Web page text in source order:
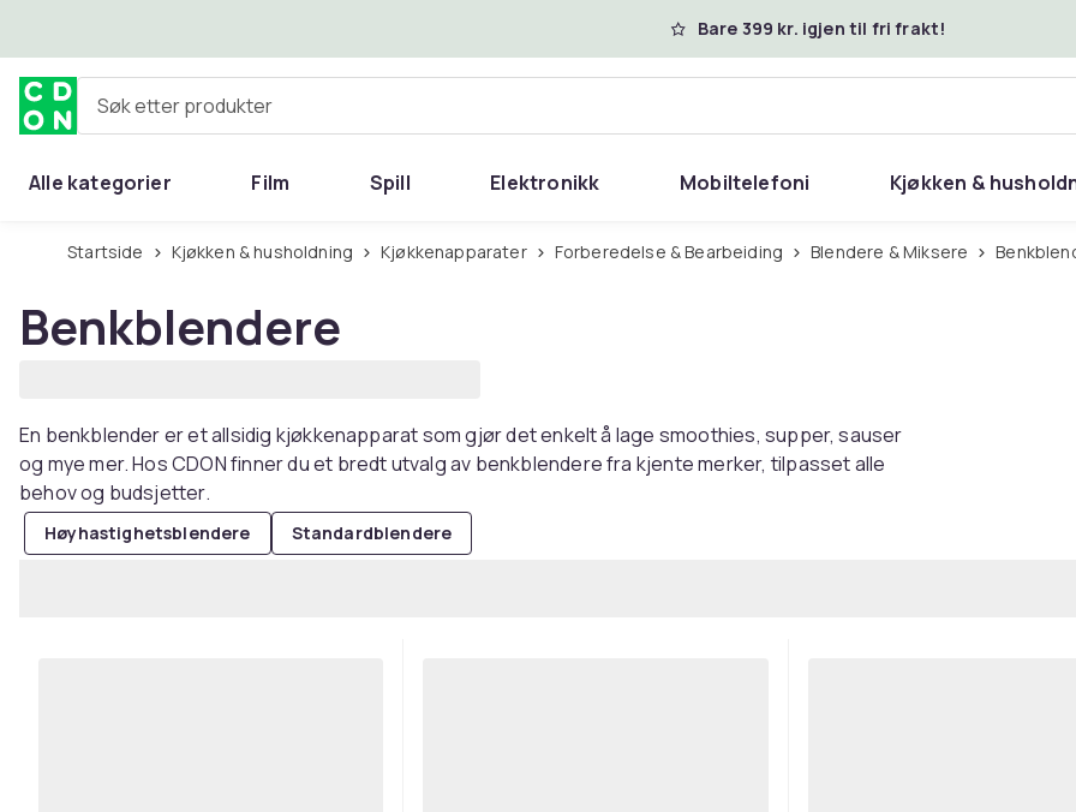
Bare 399 kr. igjen til fri frakt!
Søk etter produkter
Alle kategorier Film Spill Elektronikk Mobiltelefoni Kjøkken &
Startside Kjøkken & husholdning Kjøkkenapparater Forberedelse & Bearbeiding Blendere & Miksere
Benkblendere
En benkblender er et allsidig kjøkkenapparat som gjør det enkelt å lage smoothies, supper, sauser
og mye mer. Hos CDON finner du et bredt utvalg av benkblendere fra kjente merker, tilpasset alle
behov og budsjetter.
Høyhastighetsblendere Standardblendere